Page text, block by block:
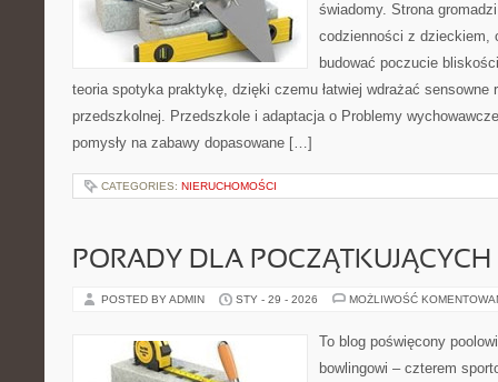
świadomy. Strona
codzienności z dzieckiem,
budować poczucie
teoria spotyka praktykę, dzięki czemu łatwiej wdrażać sensowne
przedszkolnej. Przedszkole i adaptacja o Problemy
pomysły na zabawy dopasowane […]
CATEGORIES: NIERUCHOMOŚCI
PORADY DLA POCZĄTKUJĄCYCH
POSTED BY ADMIN STY - 29 - 2026 MOŻLIWOŚĆ
To blog poświęcony
bowlingowi – czterem